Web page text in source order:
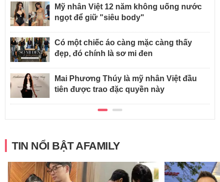
Mỹ nhân Việt 12 năm không uống nước
ngọt để giữ "siêu body"
Có một chiếc áo càng mặc càng thấy
đẹp, đó chính là sơ mi đen
Mai Phương Thúy là mỹ nhân Việt đầu
tiên được trao đặc quyền này
TIN NỔI BẬT AFAMILY